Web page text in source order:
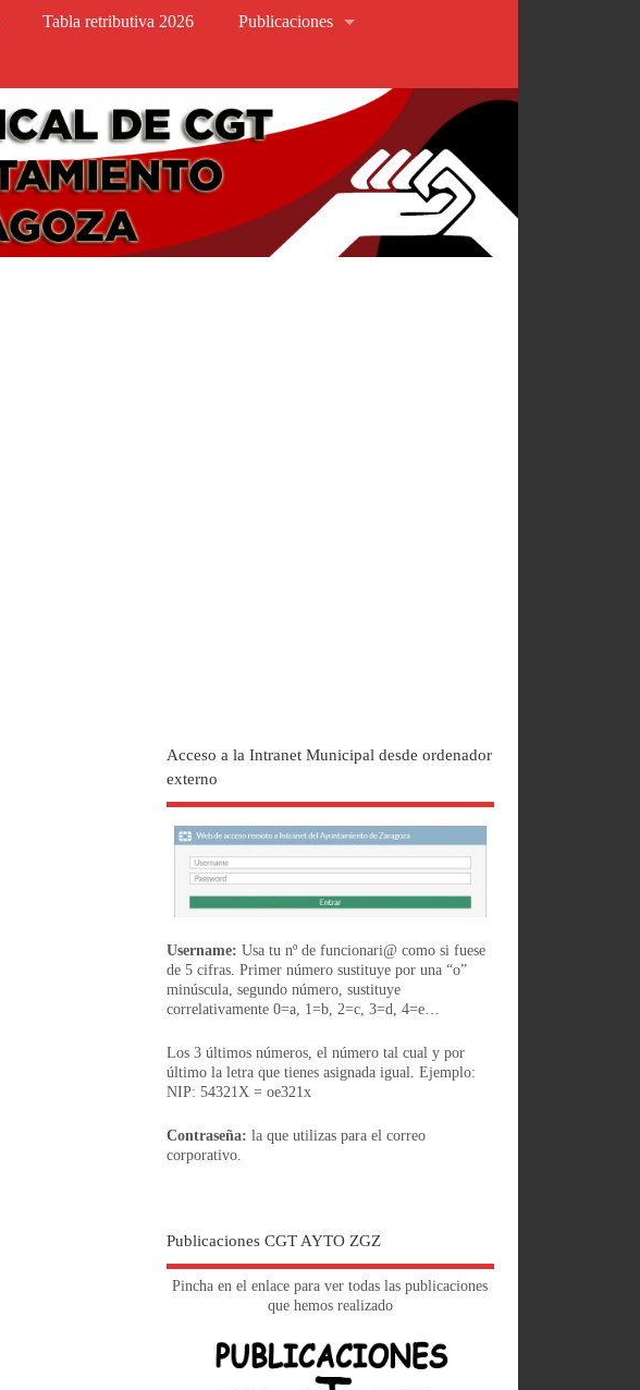
Tabla retributiva 2026 Publicaciones
Acceso a la Intranet Municipal desde ordenador
externo
Username: Usa tu nº de funcionari@ como si fuese
de 5 cifras. Primer número sustituye por una “o”
minúscula, segundo número, sustituye
correlativamente 0=a, 1=b, 2=c, 3=d, 4=e…
Los 3 últimos números, el número tal cual y por
último la letra que tienes asignada igual. Ejemplo:
NIP: 54321X = oe321x
Contraseña: la que utilizas para el correo
corporativo.
Publicaciones CGT AYTO ZGZ
Pincha en el enlace para ver todas las publicaciones
que hemos realizado